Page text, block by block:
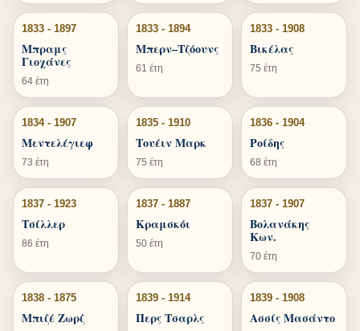
1833 - 1897
Μπραμς
Γιοχάνες
64 έτη
1833 - 1894
Μπερν–Τζόουνς
61 έτη
1833 - 1908
Βικέλας
75 έτη
1834 - 1907
Μεντελέγιεφ
73 έτη
1835 - 1910
Τουέιν Μαρκ
75 έτη
1836 - 1904
Ροίδης
68 έτη
1837 - 1923
Τσίλλερ
86 έτη
1837 - 1887
Κραμσκόι
50 έτη
1837 - 1907
Βολανάκης
Κων.
70 έτη
1838 - 1875
Μπιζέ Ζωρζ
1839 - 1914
Περς Τσαρλς
1839 - 1908
Ασσίς Μασάντο